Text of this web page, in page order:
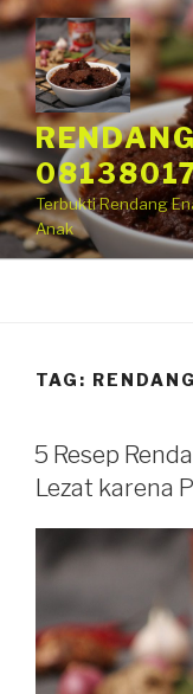
Terbukti Rendang
Anak
TAG:
5 Resep
Lezat karena